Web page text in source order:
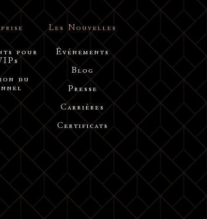
pour
du
Les Nouvelles
Événements
Blog
Presse
Carrières
Certificats